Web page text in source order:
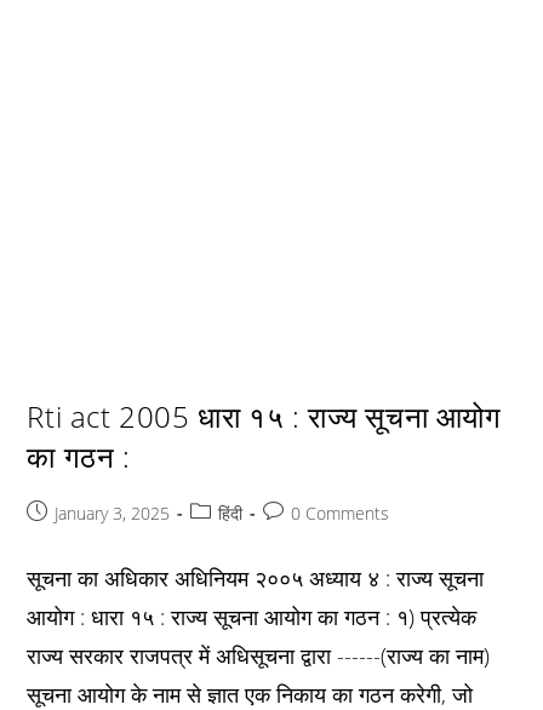
Rti act 2005 धारा १५ : राज्य सूचना आयोग
का गठन :
PostJanuary 3, 2025
Postहिंदी
Post0 Comments
सूचना का अधिकार अधिनियम २००५ अध्याय ४ : राज्य सूचना
आयोग : धारा १५ : राज्य सूचना आयोग का गठन : १) प्रत्येक
राज्य सरकार राजपत्र में अधिसूचना द्वारा ------(राज्य का नाम)
सूचना आयोग के नाम से ज्ञात एक निकाय का गठन करेगी, जो